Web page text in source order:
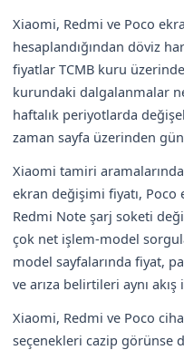
Xiaomi, Redmi ve Poco
hesaplandığından döviz
fiyatlar TCMB kuru
kurundaki dalgalanmalar
haftalık periyotlarda
zaman sayfa üzerinden
Xiaomi tamiri
ekran değişimi fiyatı,
Redmi Note şarj soketi
çok net işlem-model
model sayfalarında fiyat,
ve arıza belirtileri aynı akış
Xiaomi, Redmi ve Poco
seçenekleri cazip görünse